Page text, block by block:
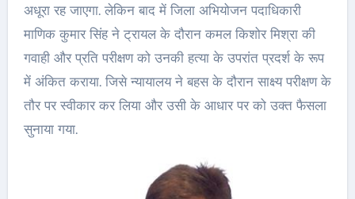
अधूरा रह जाएगा. लेकिन बाद में जिला अभियोजन पदाधिकारी
माणिक कुमार सिंह ने ट्रायल के दौरान कमल किशोर मिश्रा की
गवाही और प्रति परीक्षण को उनकी हत्या के उपरांत प्रदर्श के रूप
में अंकित कराया. जिसे न्यायालय ने बहस के दौरान साक्ष्य परीक्षण के
तौर पर स्वीकार कर लिया और उसी के आधार पर को उक्त फैसला
सुनाया गया.